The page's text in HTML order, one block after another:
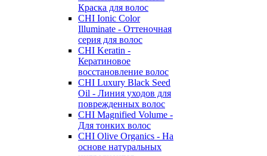
Краска для волос
CHI Ionic Color
Illuminate - Оттеночная
серия для волос
CHI Keratin -
Кератиновое
восстановление волос
CHI Luxury Black Seed
Oil - Линия уходов для
поврежденных волос
CHI Magnified Volume -
Для тонких волос
CHI Olive Organics - На
основе натуральных